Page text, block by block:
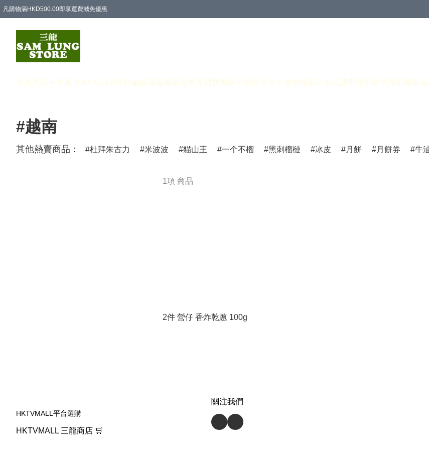
凡購物滿HKD500.00即享運費減免優惠
首頁 商品 韓國 MAX CLEAN 次氯酸消毒噴霧 兒童及寶寶專區 飲飲食食 寵物用品 個人護理用品家居用品 最新
#越南
其他熱賣商品： 杜拜朱古力 米波波 貓山王 一个不榴 黑刺榴槤 冰皮 月餅 月餅券 牛
1項 商品
2件 營仔 香炸乾蔥 100g
HKTVMALL平台選購
HKTVMALL 三龍商店 🛒
關注我們